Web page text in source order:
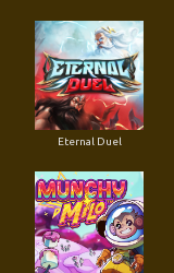
Eternal Duel